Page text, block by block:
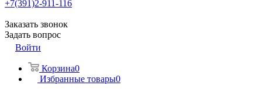
+7(391)2-911-116
Заказать звонок
Задать вопрос
Войти
Корзина0
Избранные товары0